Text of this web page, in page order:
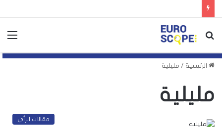
بحث
الرئيسية / مليلية
مليلية
مقالات الرأي